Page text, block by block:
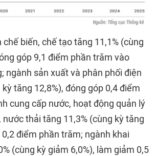
chế biến, chế tạo tăng 11,1% (cùng
góp 9,1 điểm phần trăm vào
ngành sản xuất và phân phối điện
tăng 12,8%), đóng góp 0,4 điểm
cung cấp nước, hoạt động quản lý
thải tăng 11,3% (cùng kỳ tăng
0,2 điểm phần trăm; ngành khai
(cùng kỳ giảm 6,0%), làm giảm 0,5